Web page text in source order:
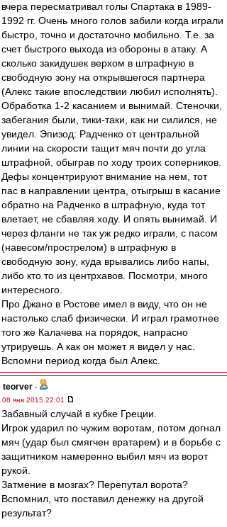
вчера пересматривал голы Спартака в 1989-
1992 гг. Очень много голов забили когда играли
быстро, точно и достаточно мобильно. Т.е. за
счет быстрого выхода из обороны в атаку. А
сколько закидушек верхом в штрафную в
свободную зону на открывшегося партнера
(Алекс такие впоследствии любил исполнять).
Обработка 1-2 касанием и вынимай. Стеночки,
забегания были, тики-таки, как ни силился, не
увидел. Эпизод: Радченко от центральной
линии на скорости тащит мяч почти до угла
штрафной, обыграв по ходу троих соперников.
Дефы концентрируют внимание на нем, тот
пас в направлении центра, отыгрыш в касание
обратно на Радченко в штрафную, куда тот
влетает, не сбавляя ходу. И опять вынимай. И
через фланги не так уж редко играли, с пасом
(навесом/прострелом) в штрафную в
свободную зону, куда врывались либо напы,
либо кто то из центрхавов. Посмотри, много
интересного.
Про Джано в Ростове имел в виду, что он не
настолько слаб физически. И играл грамотнее
того же Калачева на порядок, напрасно
утрируешь. А как он может я видел у нас.
Вспомни период когда был Алекс.
teorver -
08 янв 2015 22:01
Забавный случай в кубке Греции.
Игрок ударил по чужим воротам, потом догнал
мяч (удар был смягчен вратарем) и в борьбе с
защитником намеренно выбил мяч из ворот
рукой.
Затмение в мозгах? Перепутал ворота?
Вспомнил, что поставил денежку на другой
результат?